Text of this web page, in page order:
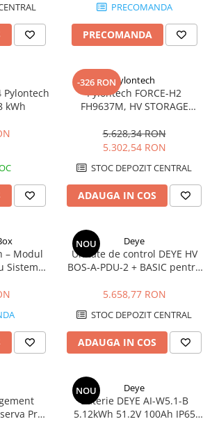
de putere
modulare
PRECOMANDA
PRECOMANDA
Pylontech
kWh
-326 RONPylontech
Pylontech FORCE-H2
FH9637M, HV STORAGE
Kostal, Sungrow, Goodwe,
Sofar
5.628,34 RON
5.302,54 RON
STOC DEPOZIT CENTRAL
ADAUGA IN COS
– Modul
Sisteme
NOU Deye
Unitate de control DEYE HV
BOS-A-PDU-2 + BASIC pentru
5.658,77 RON
STOC DEPOZIT CENTRAL
ADAUGA IN COS
Pro
NOU Deye
Baterie DEYE AI-W5.1-B
5.12kWh 51.2V 100Ah IP65